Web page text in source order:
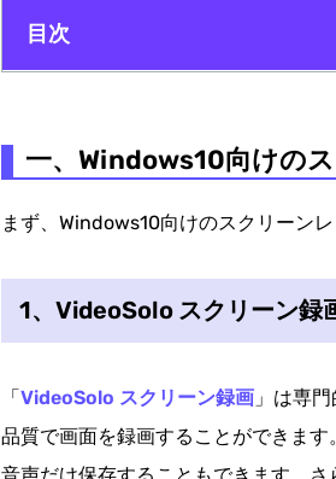
目次
二、スマホ向けのスクリーンレコ
スクリーンレコーダーについてよく
一、Windows10向けの
まず、Windows10向けのスクリーンレ
1、VideoSolo スクリーン録
「VideoSolo スクリーン録画」は専門
品質で画面を録画することができます